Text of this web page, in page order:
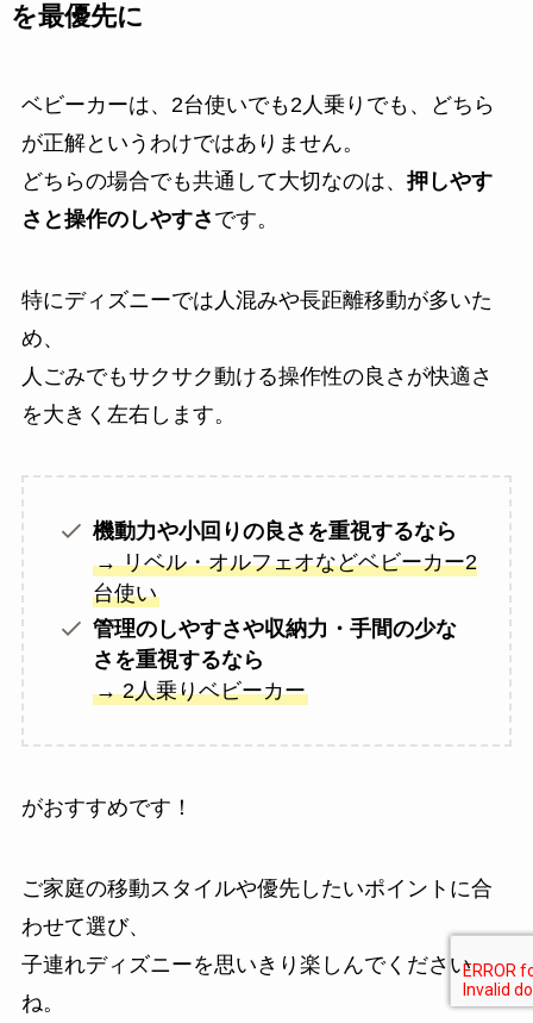
を最優先に
ベビーカーは、2台使いでも2人乗りでも、どちら
が正解というわけではありません。
どちらの場合でも共通して大切なのは、 押しやす
さと操作のしやすさ です。
特にディズニーでは人混みや長距離移動が多いた
め、
人ごみでもサクサク動ける操作性の良さが快適さ
を大きく左右します。
機動力や小回りの良さを重視するなら
→ リベル・オルフェオなどベビーカー2
台使い
管理のしやすさや収納力・手間の少な
さを重視するなら
→ 2人乗りベビーカー
がおすすめです！
ご家庭の移動スタイルや優先したいポイントに合
わせて選び、
子連れディズニーを思いきり楽しんでください
ね。